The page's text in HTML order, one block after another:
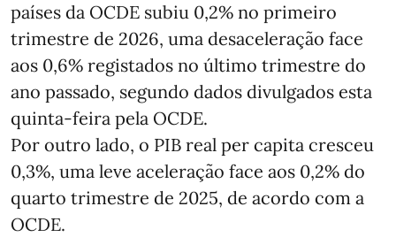
países da OCDE subiu 0,2% no primeiro
trimestre de 2026, uma desaceleração face
aos 0,6% registados no último trimestre do
ano passado, segundo dados divulgados esta
quinta-feira pela OCDE.
Por outro lado, o PIB real per capita cresceu
0,3%, uma leve aceleração face aos 0,2% do
quarto trimestre de 2025, de acordo com a
OCDE.